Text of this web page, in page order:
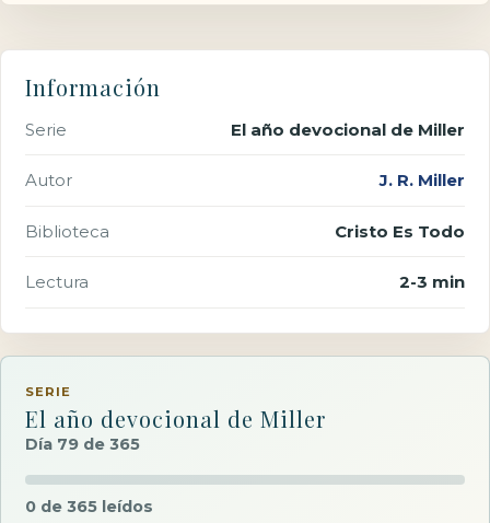
Información
Serie El año devocional de Miller
Autor J. R. Miller
Biblioteca Cristo Es Todo
Lectura 2-3 min
SERIE
El año devocional de Miller
Día 79 de 365
0 de 365 leídos